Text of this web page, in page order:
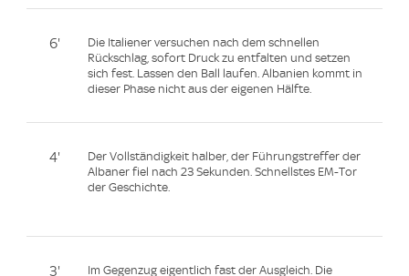
6'
Die Italiener versuchen nach dem schnellen
Rückschlag, sofort Druck zu entfalten und setzen
sich fest. Lassen den Ball laufen. Albanien kommt in
dieser Phase nicht aus der eigenen Hälfte.
4'
Der Vollständigkeit halber, der Führungstreffer der
Albaner fiel nach 23 Sekunden. Schnellstes EM-Tor
der Geschichte.
3'
Im Gegenzug eigentlich fast der Ausgleich. Die